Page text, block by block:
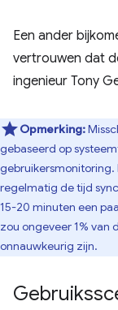
Een ander
vertrouwen dat
ingenieur Tony
Opmerking:
gebaseerd op
gebruikersmonitoring.
regelmatig de tijd
15-20 minuten een
zou ongeveer 1% van
onnauwkeurig zijn.